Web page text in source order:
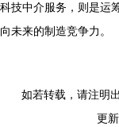
科技中介服务，则是运
向未来的制造竞争力。
如若转载，请注明
更